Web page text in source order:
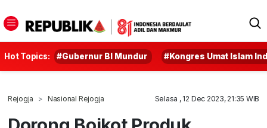
Hot Topics: #Gubernur BI Mundur #Kongres Umat Islam
Rejogja Nasional Rejogja Selasa , 12 Dec 2023, 21:35 WIB